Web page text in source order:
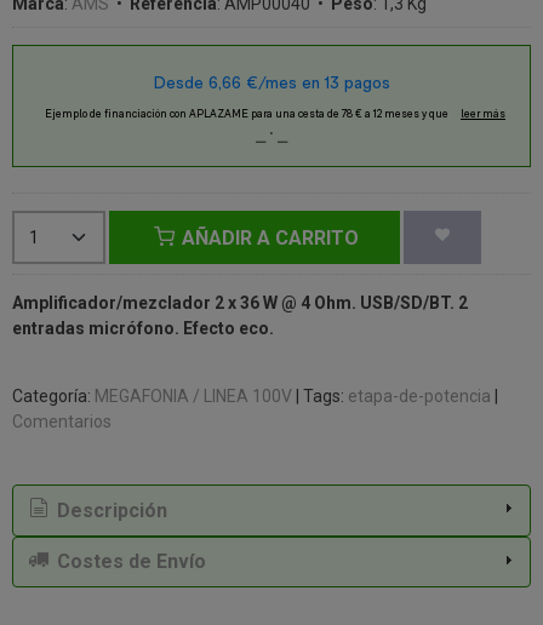
Marca: AMS • Referencia: AMP00040 • Peso: 1,3 Kg
AÑADIR A CARRITO
Amplificador/mezclador 2 x 36 W @ 4 Ohm. USB/SD/BT. 2
entradas micrófono. Efecto eco.
Categoría: MEGAFONIA / LINEA 100V Tags: etapa-de-potencia
Comentarios
Descripción
Costes de Envío